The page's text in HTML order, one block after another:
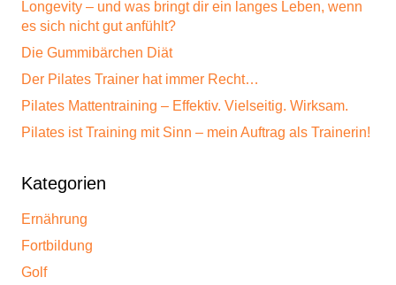
Longevity – und was bringt dir ein langes Leben, wenn
es sich nicht gut anfühlt?
Die Gummibärchen Diät
Der Pilates Trainer hat immer Recht…
Pilates Mattentraining – Effektiv. Vielseitig. Wirksam.
Pilates ist Training mit Sinn – mein Auftrag als Trainerin!
Kategorien
Ernährung
Fortbildung
Golf